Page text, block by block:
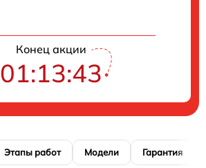
Конец акции
01:13:42
Этапы работ Модели Гарантия